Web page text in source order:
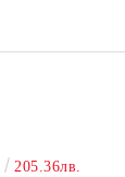
205.36лв.